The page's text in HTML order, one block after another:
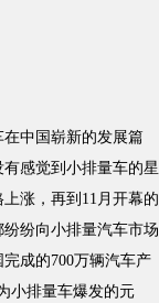
中国崭新的发展篇
感觉到小排量车的星
涨，再到11月开幕的
纷向小排量汽车市场
成的700万辆汽车产
小排量车爆发的元